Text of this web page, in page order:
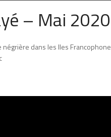
– Mai 2020
négrière dans les Iles Francophone